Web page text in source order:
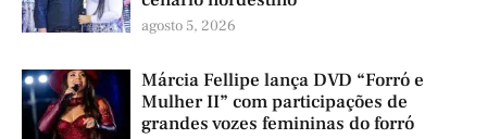
agosto 5, 2026
Márcia Fellipe lança DVD “Forró e
Mulher II” com participações de
grandes vozes femininas do forró